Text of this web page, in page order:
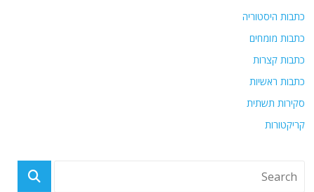
כתבות היסטוריה
כתבות מומחים
כתבות קצרות
כתבות ראשיות
סקירות תשתית
קריקטורות